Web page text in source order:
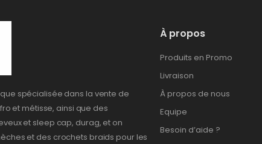
spécialisée dans la vente de
et métisse, ainsi que des
et sleep cap, durag, et on
et des crochets braids pour les
À propos
Produits en Promo
Livraison
À propos de nous
Equipe
Besoin d’aide ?